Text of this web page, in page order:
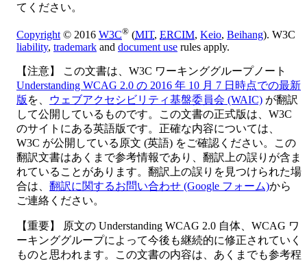
てください。
Copyright© 2016 W3C® (MIT, ERCIM, Keio, Beihang). W3C
liability, trademark and document use rules apply.
【注意】 この文書は、W3C ワーキンググループノート
Understanding WCAG 2.0 の 2016 年 10 月 7 日時点での最新
版 を、 ウェブアクセシビリティ基盤委員会 (WAIC) が翻訳
して公開しているものです。この文書の正式版は、W3C
のサイトにある英語版です。正確な内容については、
W3C が公開している原文 (英語) をご確認ください。この
翻訳文書はあくまで参考情報であり、翻訳上の誤りが含ま
れていることがあります。翻訳上の誤りを見つけられた場
合は、 翻訳に関するお問い合わせ (Google フォーム)から
ご連絡ください。
【重要】 原文の Understanding WCAG 2.0 自体、WCAG ワ
ーキンググループによって今後も継続的に修正されていく
ものと思われます。この文書の内容は、あくまでも参考程